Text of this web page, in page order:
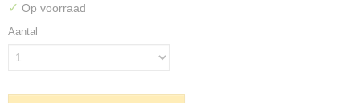
✓ Op voorraad
Aantal